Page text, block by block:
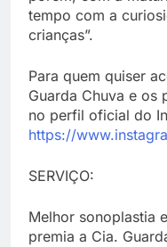
tempo com a
crianças”.
Para quem quiser
Guarda Chuva e os
no perfil oficial do
https://
SERVIÇO:
Melhor sonoplastia
premia a Cia.